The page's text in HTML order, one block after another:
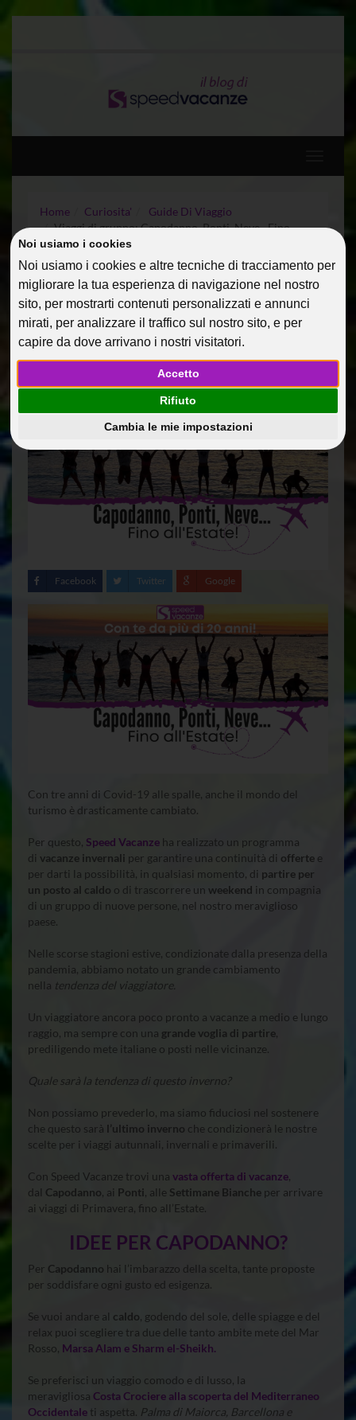
Noi usiamo i cookies
Noi usiamo i cookies e altre tecniche di tracciamento per
migliorare la tua esperienza di navigazione nel nostro
sito, per mostrarti contenuti personalizzati e annunci
mirati, per analizzare il traffico sul nostro sito, e per
capire da dove arrivano i nostri visitatori.
Accetto
Rifiuto
Cambia le mie impostazioni
Home Curiosita'
Guide Di Viaggio
Viaggi di gruppo: Capodanno, Ponti, Neve…Fino
all’Estate!
VIAGGI DI GRUPPO:
CAPODANNO, PONTI,
NEVE…FINO ALL’ESTATE!
Curiosita'Guide Di Viaggio
Facebook Twitter Google
Con tre anni di Covid-19 alle spalle, anche il mondo del
turismo è drasticamente cambiato
Per questo, Speed Vacanze ha realizzato un programma
di vacanze invernali per garantire una continuità di offerte e
per darti la possibilità, in qualsiasi momento, di partire per
un posto al caldo o di trascorrere un weekend in compagnia
di un gruppo di nuove persone, nel nostro meraviglioso
paese.
Nelle scorse stagioni estive, condizionate dalla presenza della
pandemia, abbiamo notato un grande cambiamento
nella tendenza del viaggiatore.
Un viaggiatore ancora poco pronto a vacanze a medio e lungo
raggio, ma sempre con una grande voglia di partire
prediligendo mete italiane o posti nelle vicinanze.
Quale sarà la tendenza di questo inverno?
Non possiamo prevederlo, ma siamo fiduciosi nel sostenere
che questo sarà l’ultimo inverno che condizionerà le nostre
scelte per i viaggi autunnali, invernali e primaverili.
Con Speed Vacanze trovi una vasta offerta di vacanze,
dal Capodanno , ai Ponti , alle Settimane Bianche per arrivare
ai viaggi di Primavera, fino all’Estate.
IDEE PER CAPODANNO?
Per Capodanno hai l’imbarazzo della scelta, tante proposte
per soddisfare ogni gusto ed esigenza.
Se vuoi andare al caldo , godendo del sole, delle spiagge e del
relax puoi scegliere tra due delle tanto ambite mete del Mar
Rosso, Marsa Alam e Sharm el-Sheikh.
Se preferisci un viaggio comodo e di lusso, la
meravigliosa Costa Crociere alla scoperta del Mediterraneo
Occidentale ti aspetta. Palma di Maiorca, Barcellona e